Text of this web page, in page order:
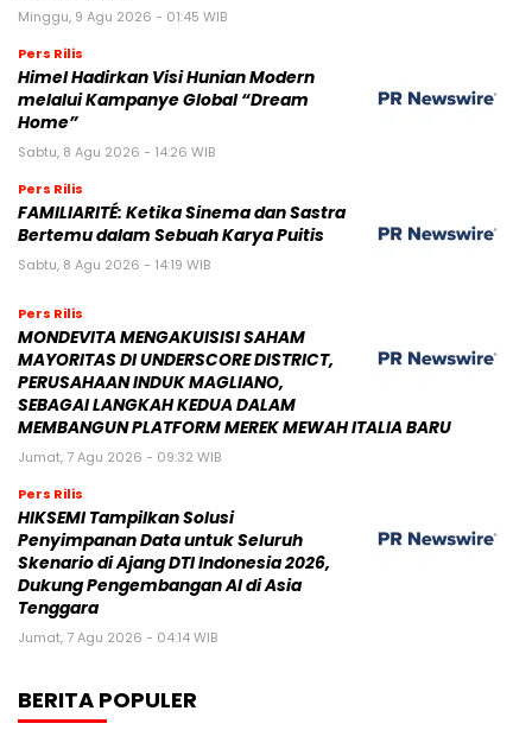
Minggu, 9 Agu 2026 - 01:45 WIB
Pers Rilis
Himel Hadirkan Visi Hunian Modern
melalui Kampanye Global “Dream
Home”
Sabtu, 8 Agu 2026 - 14:26 WIB
Pers Rilis
FAMILIARITÉ: Ketika Sinema dan Sastra
Bertemu dalam Sebuah Karya Puitis
Sabtu, 8 Agu 2026 - 14:19 WIB
Pers Rilis
MONDEVITA MENGAKUISISI SAHAM
MAYORITAS DI UNDERSCORE DISTRICT,
PERUSAHAAN INDUK MAGLIANO,
SEBAGAI LANGKAH KEDUA DALAM
MEMBANGUN PLATFORM MEREK MEWAH ITALIA BARU
Jumat, 7 Agu 2026 - 09:32 WIB
Pers Rilis
HIKSEMI Tampilkan Solusi
Penyimpanan Data untuk Seluruh
Skenario di Ajang DTI Indonesia 2026,
Dukung Pengembangan AI di Asia
Tenggara
Jumat, 7 Agu 2026 - 04:14 WIB
BERITA POPULER